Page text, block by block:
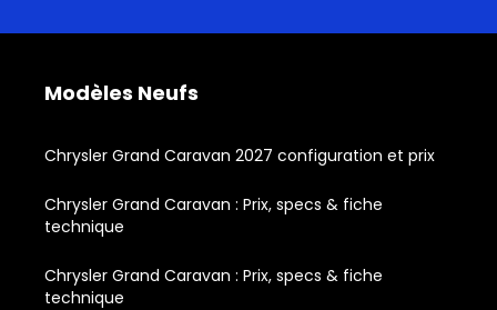
Modèles Neufs
Chrysler Grand Caravan 2027 configuration et prix
Chrysler Grand Caravan : Prix, specs & fiche
technique
Chrysler Grand Caravan : Prix, specs & fiche
technique